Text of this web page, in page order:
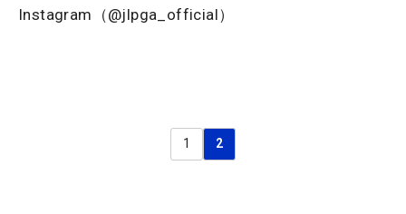
Instagram（@jlpga_official）
1 2